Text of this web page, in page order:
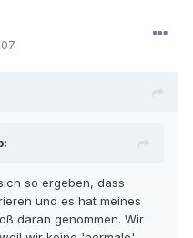
so ergeben, dass
und es hat meines
daran genommen. Wir